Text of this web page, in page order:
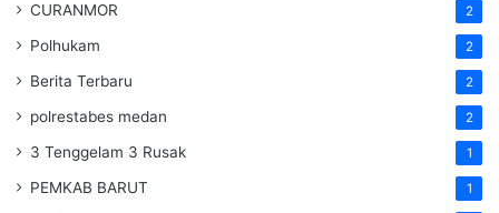
CURANMOR 2
Polhukam 2
Berita Terbaru 2
polrestabes medan 2
3 Tenggelam 3 Rusak 1
PEMKAB BARUT 1